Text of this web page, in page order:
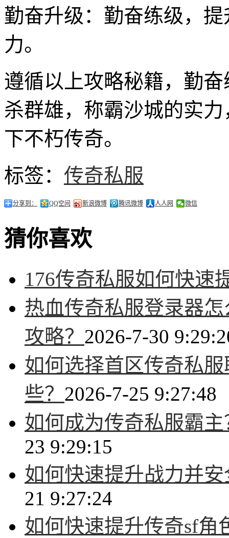
勤奋升级：勤奋练级，
力。
遵循以上攻略秘籍，勤
杀群雄，称霸沙城的实
下不朽传奇。
标签： 传奇私服
分享到： QQ空间 新浪微博 腾讯微博 人人网 微信
猜你喜欢
176传奇私服如何快速
热血传奇私服登录器
攻略？ 2026-7-30
如何选择首区传奇私
些？ 2026-7-25 9:27:48
如何成为传奇私服霸
23 9:29:15
如何快速提升战力并
21 9:27:24
如何快速提升传奇sf角